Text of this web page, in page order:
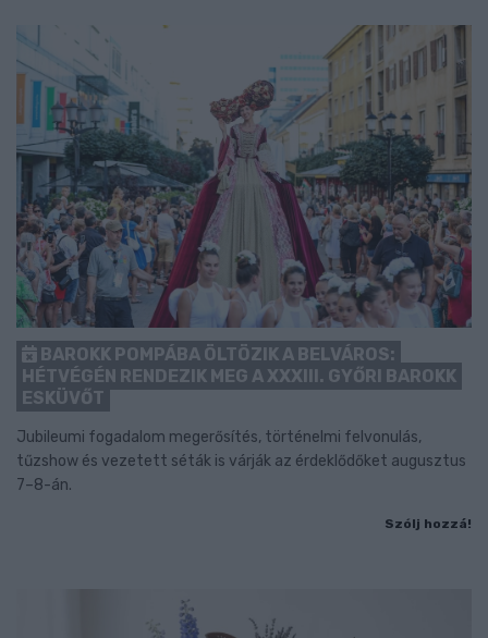
BAROKK POMPÁBA ÖLTÖZIK A BELVÁROS:
HÉTVÉGÉN RENDEZIK MEG A XXXIII. GYŐRI BAROKK
ESKÜVŐT
Jubileumi fogadalom megerősítés, történelmi felvonulás,
tűzshow és vezetett séták is várják az érdeklődőket augusztus
7–8-án.
Szólj hozzá!